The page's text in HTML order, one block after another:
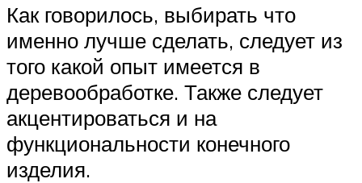
Как говорилось, выбирать что
именно лучше сделать, следует из
того какой опыт имеется в
деревообработке. Также следует
акцентироваться и на
функциональности конечного
изделия.